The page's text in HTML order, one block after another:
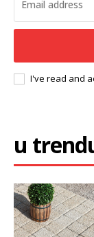
I've read and
u